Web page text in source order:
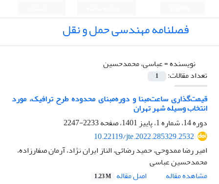
فصلنامه مهندسی حمل و نقل
نویسنده =عباسی، محمدحسین
تعداد مقالات:
1
قیمت‌گذاری ساعت‌مبنا و دوره‌مبنای محدوده طرح ترافیک، مورد
انتخاب وسیله شهر تهران
دوره 14، شماره 1، پاییز 1401، صفحه
2233-2247
10.22119/jte.2022.285329.2532
امیر رضا ممدوحی، حمید رضائی، الناز ایران نژاد، آرمان صفارزاده،
محمدحسین عباسی
مشاهده مقاله
اصل مقاله 1.23 M